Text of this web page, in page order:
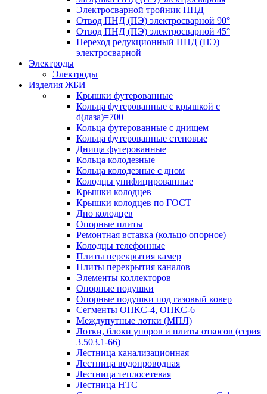
Электросварной тройник ПНД
Отвод ПНД (ПЭ) электросварной 90°
Отвод ПНД (ПЭ) электросварной 45°
Переход редукционный ПНД (ПЭ)
электросварной
Электроды
Электроды
Изделия ЖБИ
Крышки футерованные
Кольца футерованные с крышкой с
d(лаза)=700
Кольца футерованные с днищем
Кольца футерованные стеновые
Днища футерованные
Кольца колодезные
Кольца колодезные с дном
Колодцы унифицированные
Крышки колодцев
Крышки колодцев по ГОСТ
Дно колодцев
Опорные плиты
Ремонтная вставка (кольцо опорное)
Колодцы телефонные
Плиты перекрытия камер
Плиты перекрытия каналов
Элементы коллекторов
Опорные подушки
Опорные подушки под газовый ковер
Сегменты ОПКС-4, ОПКС-6
Междупутные лотки (МПЛ)
Лотки, блоки упоров и плиты откосов (серия
3.503.1-66)
Лестница канализационная
Лестница водопроводная
Лестница теплосетевая
Лестница НТС